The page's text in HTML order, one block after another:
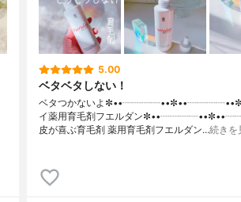
5.00
ベタベタしない！
ベタつかないよ✼••┈┈┈┈••✼••┈┈┈┈••✼
イ薬用育毛剤フエルダン
皮が喜ぶ育毛剤 薬用育毛剤フエルダン…続きを